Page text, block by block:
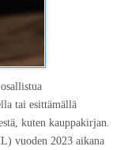
tai esittämällä
kuten kauppakirjan.
vuoden 2023 aikana